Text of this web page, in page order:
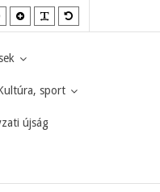
Kisebb
betűméret
Nagyobb
betűméret
sport
újság